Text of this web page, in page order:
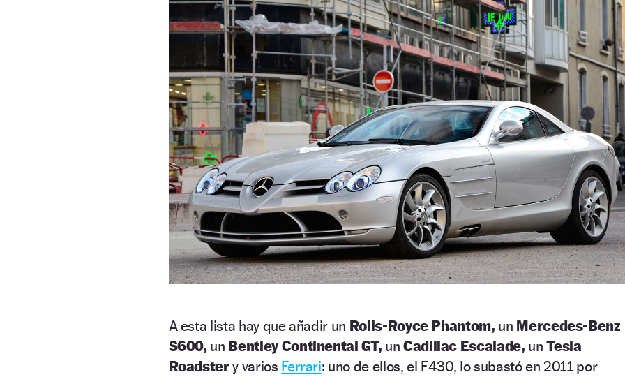
A esta lista hay que añadir un Rolls-Royce Phantom, un Mercedes-Benz
S600, un Bentley Continental GT, un Cadillac Escalade, unTesla
Roadstery varios Ferrari: uno de ellos, el F430, lo subastó en 2011 por